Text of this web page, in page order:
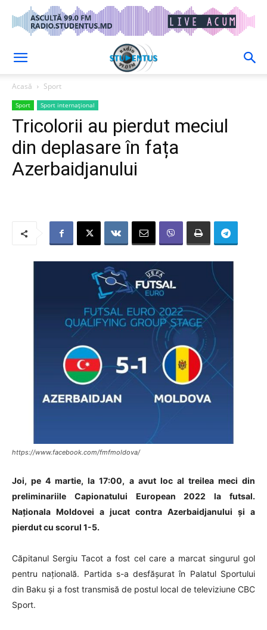
Acasă Sport
Sport Sport internațional
Tricolorii au pierdut meciul
din deplasare în fața
Azerbaidjanului
https://www.facebook.com/fmfmoldova/
Joi, pe 4 martie, la 17:00, a avut loc al treilea meci din
preliminariile Capionatului European 2022 la futsal.
Naționala Moldovei a jucat contra Azerbaidjanului și a
pierdut cu scorul 1-5.
Căpitanul Sergiu Tacot a fost cel care a marcat singurul gol
pentru națională. Partida s-a desfășurat în Palatul Sportului
din Baku și a fost transmisă de postul local de televiziune CBC
Sport.